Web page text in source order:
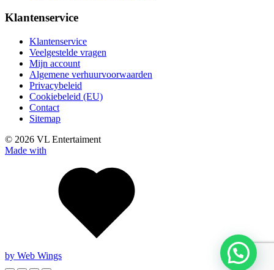
Klantenservice
Klantenservice
Veelgestelde vragen
Mijn account
Algemene verhuurvoorwaarden
Privacybeleid
Cookiebeleid (EU)
Contact
Sitemap
© 2026 VL Entertaiment
Made with
by Web Wings